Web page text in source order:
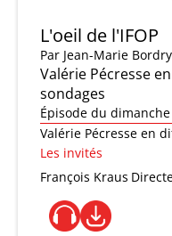
L'oeil de l'IFOP
Par Jean-Marie Bordry
Valérie Pécresse
sondages
Épisode du
Valérie Pécresse en
Les invités
François Kraus